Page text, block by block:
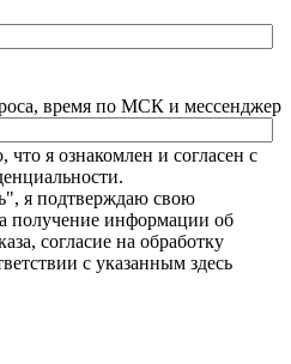
время по МСК и мессенджер
я ознакомлен и согласен с
я подтверждаю свою
получение информации об
согласие на обработку
с указанным здесь